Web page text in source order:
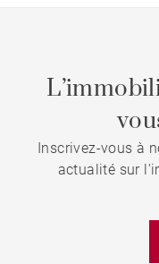
Inscrivez-vous à
actualité sur